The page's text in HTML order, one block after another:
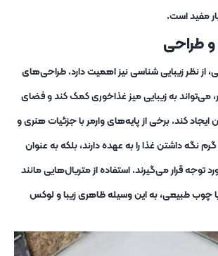
مفید است.
و طراحی
از نظر زیبایی ‌شناسی نیز اهمیت دارد. طراحی‌های
می‌تواند به زیبایی میز غذاخوری کمک کند و فضای
ایجاد کند. برخی از پایه‌های وارمر با جزئیات هنری و
نگه داشتن غذا را به عهده دارند، بلکه به عنوان
توجه قرار می‌گیرند. استفاده از متریال‌هایی مانند
چوب طبیعی، به این وسیله ظاهری زیبا و لوکس